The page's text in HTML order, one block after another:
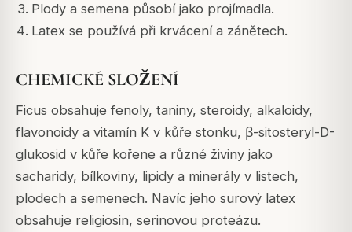
Plody a semena působí jako projímadla.
Latex se používá při krvácení a zánětech.
CHEMICKÉ SLOŽENÍ
Ficus obsahuje fenoly, taniny, steroidy, alkaloidy,
flavonoidy a vitamín K v kůře stonku, β-sitosteryl-D-
glukosid v kůře kořene a různé živiny jako
sacharidy, bílkoviny, lipidy a minerály v listech,
plodech a semenech. Navíc jeho surový latex
obsahuje religiosin, serinovou proteázu.